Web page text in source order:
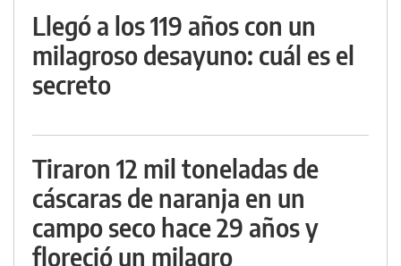
Llegó a los 119 años con un
milagroso desayuno: cuál es el
secreto
Tiraron 12 mil toneladas de
cáscaras de naranja en un
campo seco hace 29 años y
floreció un milagro